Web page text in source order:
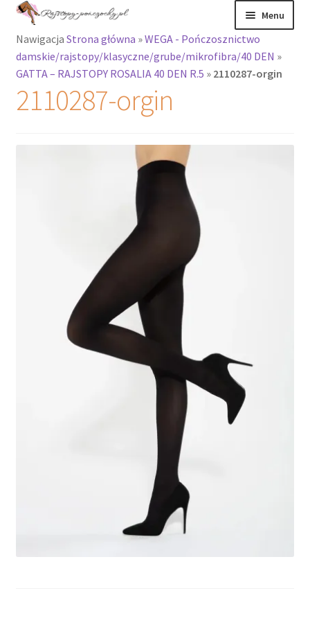
Przejdź
nawigacji
Przejdź
treści
Menu
Rajstopy
Rozwiń
menu
potomne
Rozwiń
menu
potomne
Nawigacja Strona główna »WEGA - Pończosznictwo
damskie/rajstopy/klasyczne/grube/mikrofibra/40 DEN »
GATTA – RAJSTOPY ROSALIA 40 DEN R.5 » 2110287-orgin
2110287-orgin